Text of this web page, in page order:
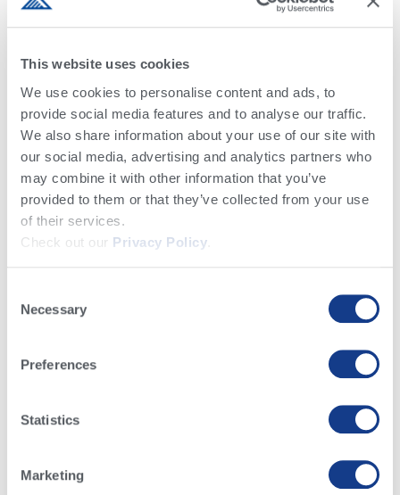
This website uses cookies
We use cookies to personalise content and ads, to
provide social media features and to analyse our traffic.
We also share information about your use of our site with
our social media, advertising and analytics partners who
may combine it with other information that you’ve
provided to them or that they’ve collected from your use
of their services.
Check out our Privacy Policy
Selection
Necessary
Preferences
Statistics
Marketing
Conocimiento y Noticias​
Reproducción e Inseminación
Manejo del Negocio Lechero
Noticias Alta Alimentación y Nutrición